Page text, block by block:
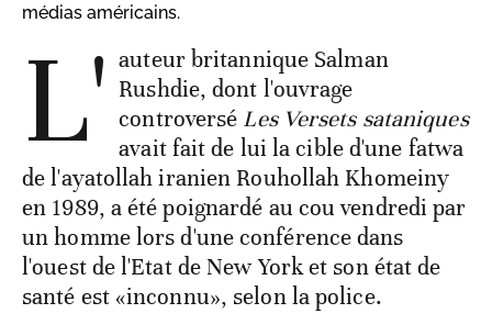
médias américains.
L' auteur britannique Salman
Rushdie, dont l'ouvrage
controversé Les Versets sataniques
avait fait de lui la cible d'une fatwa
de l'ayatollah iranien Rouhollah Khomeiny
en 1989, a été poignardé au cou vendredi par
un homme lors d'une conférence dans
l'ouest de l'Etat de New York et son état de
santé est «inconnu», selon la police.